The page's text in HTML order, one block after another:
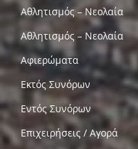
Αθλητισμός – Νεολαία
Αθλητισμός – Νεολαία
Αφιερώματα
Εκτός Συνόρων
Εντός Συνόρων
Επιχειρήσεις / Αγορά